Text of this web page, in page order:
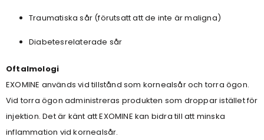
Traumatiska sår (förutsatt att de inte är maligna)
Diabetesrelaterade sår
Oftalmologi
EXOMINE används vid tillstånd som kornealsår och torra ögon.
Vid torra ögon administreras produkten som droppar istället för
injektion. Det är känt att EXOMINE kan bidra till att minska
inflammation vid kornealsår.